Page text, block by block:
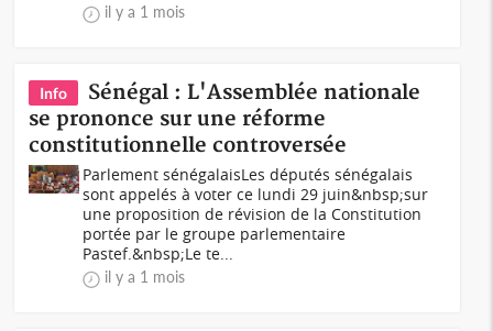
il y a 1 mois
Info
Sénégal : L'Assemblée nationale
se prononce sur une réforme
constitutionnelle controversée
Parlement sénégalaisLes députés sénégalais
sont appelés à voter ce lundi 29 juin&nbsp;sur
une proposition de révision de la Constitution
portée par le groupe parlementaire
Pastef.&nbsp;Le te...
il y a 1 mois